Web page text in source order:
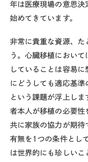
年は医療現場の意思決
始めてきています。
非常に貴重な資源、た
う。心臓移植におい
していることは容易
にどうしても適応基
という課題が浮上し
者本人が移植の必要性
共に家族の協力が期待
有無を 1 つの条件とし
は世界的にも珍しいこ